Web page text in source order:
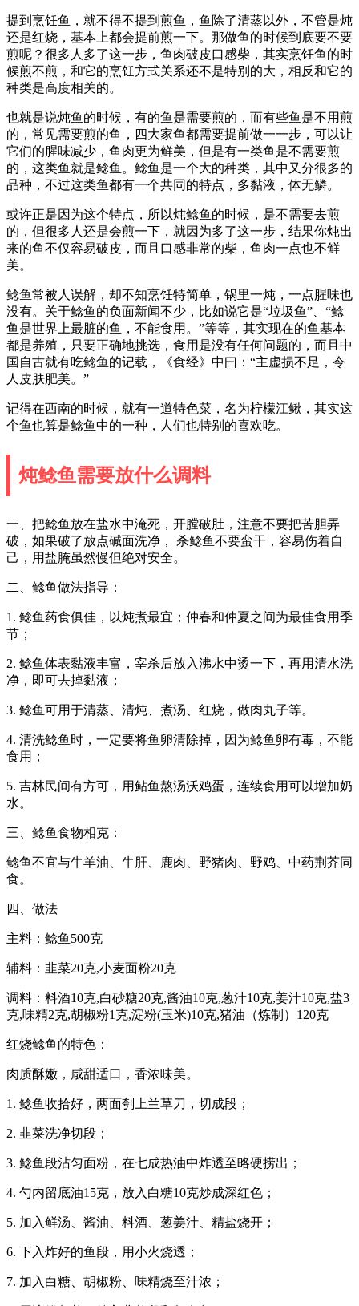
提到烹饪鱼，就不得不提到煎鱼，鱼除了清蒸以外，不管是炖
还是红烧，基本上都会提前煎一下。那做鱼的时候到底要不要
煎呢？很多人多了这一步，鱼肉破皮口感柴，其实烹饪鱼的时
候煎不煎，和它的烹饪方式关系还不是特别的大，相反和它的
种类是高度相关的。
也就是说炖鱼的时候，有的鱼是需要煎的，而有些鱼是不用煎
的，常见需要煎的鱼，四大家鱼都需要提前做一一步，可以让
它们的腥味减少，鱼肉更为鲜美，但是有一类鱼是不需要煎
的，这类鱼就是鲶鱼。鲶鱼是一个大的种类，其中又分很多的
品种，不过这类鱼都有一个共同的特点，多黏液，体无鳞。
或许正是因为这个特点，所以炖鲶鱼的时候，是不需要去煎
的，但很多人还是会煎一下，就因为多了这一步，结果你炖出
来的鱼不仅容易破皮，而且口感非常的柴，鱼肉一点也不鲜
美。
鲶鱼常被人误解，却不知烹饪特简单，锅里一炖，一点腥味也
没有。关于鲶鱼的负面新闻不少，比如说它是“垃圾鱼”、“鲶
鱼是世界上最脏的鱼，不能食用。”等等，其实现在的鱼基本
都是养殖，只要正确地挑选，食用是没有任何问题的，而且中
国自古就有吃鲶鱼的记载，《食经》中曰：“主虚损不足，令
人皮肤肥美。”
记得在西南的时候，就有一道特色菜，名为柠檬江鳅，其实这
个鱼也算是鲶鱼中的一种，人们也特别的喜欢吃。
炖鲶鱼需要放什么调料
一、把鲶鱼放在盐水中淹死，开膛破肚，注意不要把苦胆弄
破，如果破了放点碱面洗净， 杀鲶鱼不要蛮干，容易伤着自
己，用盐腌虽然慢但绝对安全。
二、鲶鱼做法指导：
1. 鲶鱼药食俱佳，以炖煮最宜；仲春和仲夏之间为最佳食用季
节；
2. 鲶鱼体表黏液丰富，宰杀后放入沸水中烫一下，再用清水洗
净，即可去掉黏液；
3. 鲶鱼可用于清蒸、清炖、煮汤、红烧，做肉丸子等。
4. 清洗鲶鱼时，一定要将鱼卵清除掉，因为鲶鱼卵有毒，不能
食用；
5. 吉林民间有方可，用鲇鱼熬汤沃鸡蛋，连续食用可以增加奶
水。
三、鲶鱼食物相克：
鲶鱼不宜与牛羊油、牛肝、鹿肉、野猪肉、野鸡、中药荆芥同
食。
四、做法
主料：鲶鱼500克
辅料：韭菜20克,小麦面粉20克
调料：料酒10克,白砂糖20克,酱油10克,葱汁10克,姜汁10克,盐3
克,味精2克,胡椒粉1克,淀粉(玉米)10克,猪油（炼制）120克
红烧鲶鱼的特色：
肉质酥嫩，咸甜适口，香浓味美。
1. 鲶鱼收拾好，两面刳上兰草刀，切成段；
2. 韭菜洗净切段；
3. 鲶鱼段沾匀面粉，在七成热油中炸透至略硬捞出；
4. 勺内留底油15克，放入白糖10克炒成深红色；
5. 加入鲜汤、酱油、料酒、葱姜汁、精盐烧开；
6. 下入炸好的鱼段，用小火烧透；
7. 加入白糖、胡椒粉、味精烧至汁浓；